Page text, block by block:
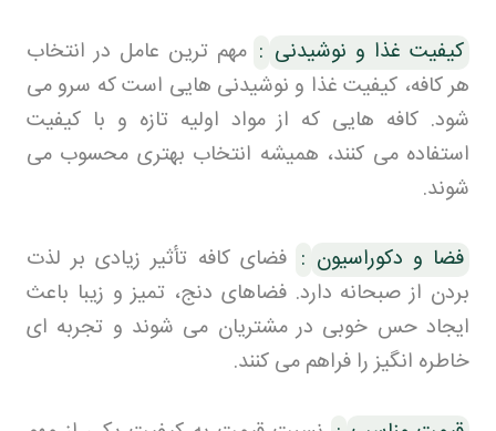
کیفیت غذا و نوشیدنی : مهم ترین عامل در انتخاب
هر کافه، کیفیت غذا و نوشیدنی هایی است که سرو می
شود. کافه هایی که از مواد اولیه تازه و با کیفیت
استفاده می کنند، همیشه انتخاب بهتری محسوب می
شوند.
فضا و دکوراسیون : فضای کافه تأثیر زیادی بر لذت
بردن از صبحانه دارد. فضاهای دنج، تمیز و زیبا باعث
ایجاد حس خوبی در مشتریان می شوند و تجربه ای
خاطره انگیز را فراهم می کنند.